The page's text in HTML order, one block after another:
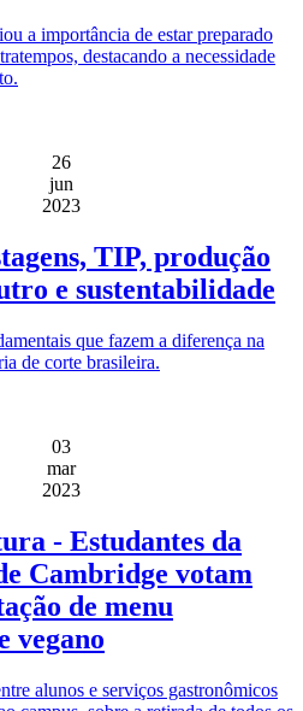
a importância de estar preparado
destacando a necessidade
26
jun
2023
TIP, produção
e sustentabilidade
que fazem a diferença na
de corte brasileira.
03
mar
2023
- Estudantes da
Cambridge votam
de menu
vegano
alunos e serviços gastronômicos